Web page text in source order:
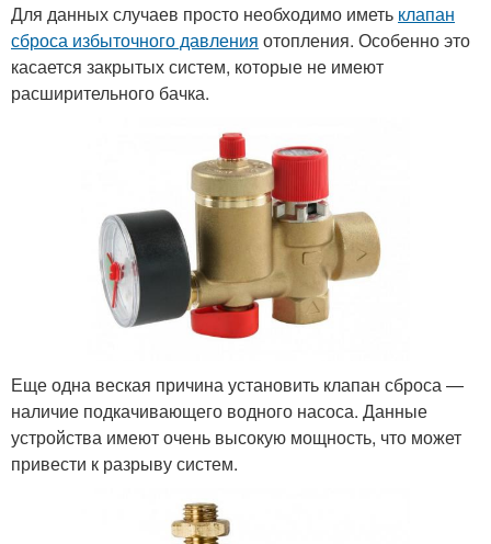
Для данных случаев просто необходимо иметь клапан
сброса избыточного давления отопления. Особенно это
касается закрытых систем, которые не имеют
расширительного бачка.
Еще одна веская причина установить клапан сброса —
наличие подкачивающего водного насоса. Данные
устройства имеют очень высокую мощность, что может
привести к разрыву систем.